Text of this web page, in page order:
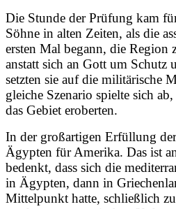
Die Stunde der Prüfung kam
Söhne in alten Zeiten, als die
ersten Mal begann, die Region
anstatt sich an Gott um Schutz
setzten sie auf die militärische
gleiche Szenario spielte sich
das Gebiet eroberten.
In der großartigen Erfüllung
Ägypten für Amerika. Das ist
bedenkt, dass sich die
in Ägypten, dann in
Mittelpunkt hatte, schließlich